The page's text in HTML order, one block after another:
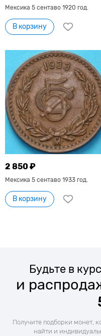
Мексика 5 сентаво 1920 год.
В корзину
2 850 ₽
Мексика 5 сентаво 1933 год.
В корзину
Будьте в
и
Получите подборки монет,
найти и